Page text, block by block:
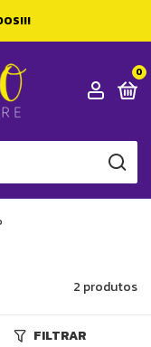
0
2 produtos
FILTRAR